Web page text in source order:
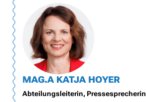
MAG.A KATJA HOYER
Abteilungsleiterin, Pressesprecherin